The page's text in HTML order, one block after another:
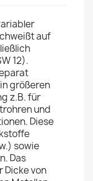
auf
12).
größeren
z.B. für
und
Diese
sowie
Das
Dicke von